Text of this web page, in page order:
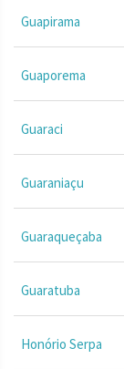
Guapirama
Guaporema
Guaraci
Guaraniaçu
Guaraqueçaba
Guaratuba
Honório Serpa